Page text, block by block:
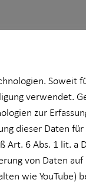
das zeigen
Soweit
verwendet.
zur
dieser Daten
6 Abs. 1 lit. a
von Daten
wie YouTube)